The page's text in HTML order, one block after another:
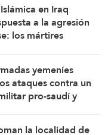
en Iraq
a la agresión
los mártires
yemeníes
ataques contra un
pro-saudí y
por escalada
la localidad de